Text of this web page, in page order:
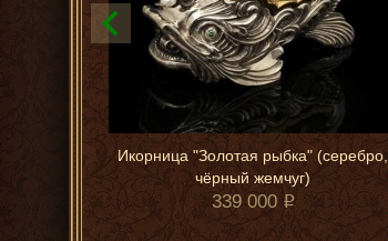
Икорница "Золотая рыбка" (серебро,
чёрный жемчуг)
339 000